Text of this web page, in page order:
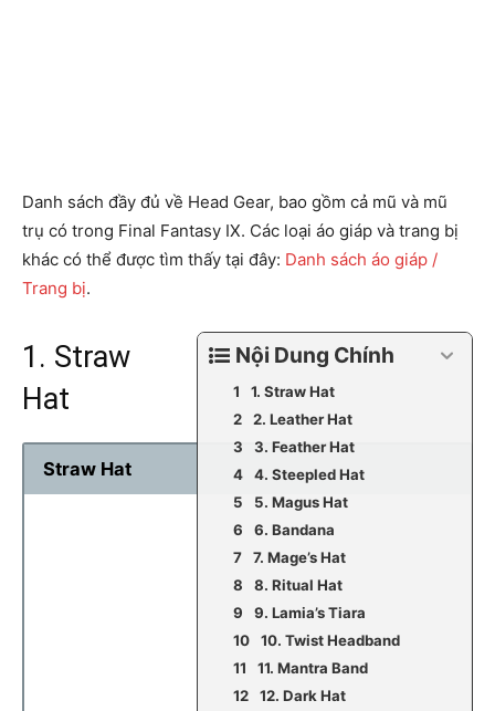
Danh sách đầy đủ về Head Gear, bao gồm cả mũ và mũ
trụ có trong Final Fantasy IX. Các loại áo giáp và trang bị
khác có thể được tìm thấy tại đây: Danh sách áo giáp /
Trang bị.
Nội Dung Chính
1. Straw Hat
2. Leather Hat
3. Feather Hat
4. Steepled Hat
5. Magus Hat
6. Bandana
7. Mage’s Hat
8. Ritual Hat
9. Lamia’s Tiara
10. Twist Headband
11. Mantra Band
12. Dark Hat
1. Straw
Hat
Straw Hat